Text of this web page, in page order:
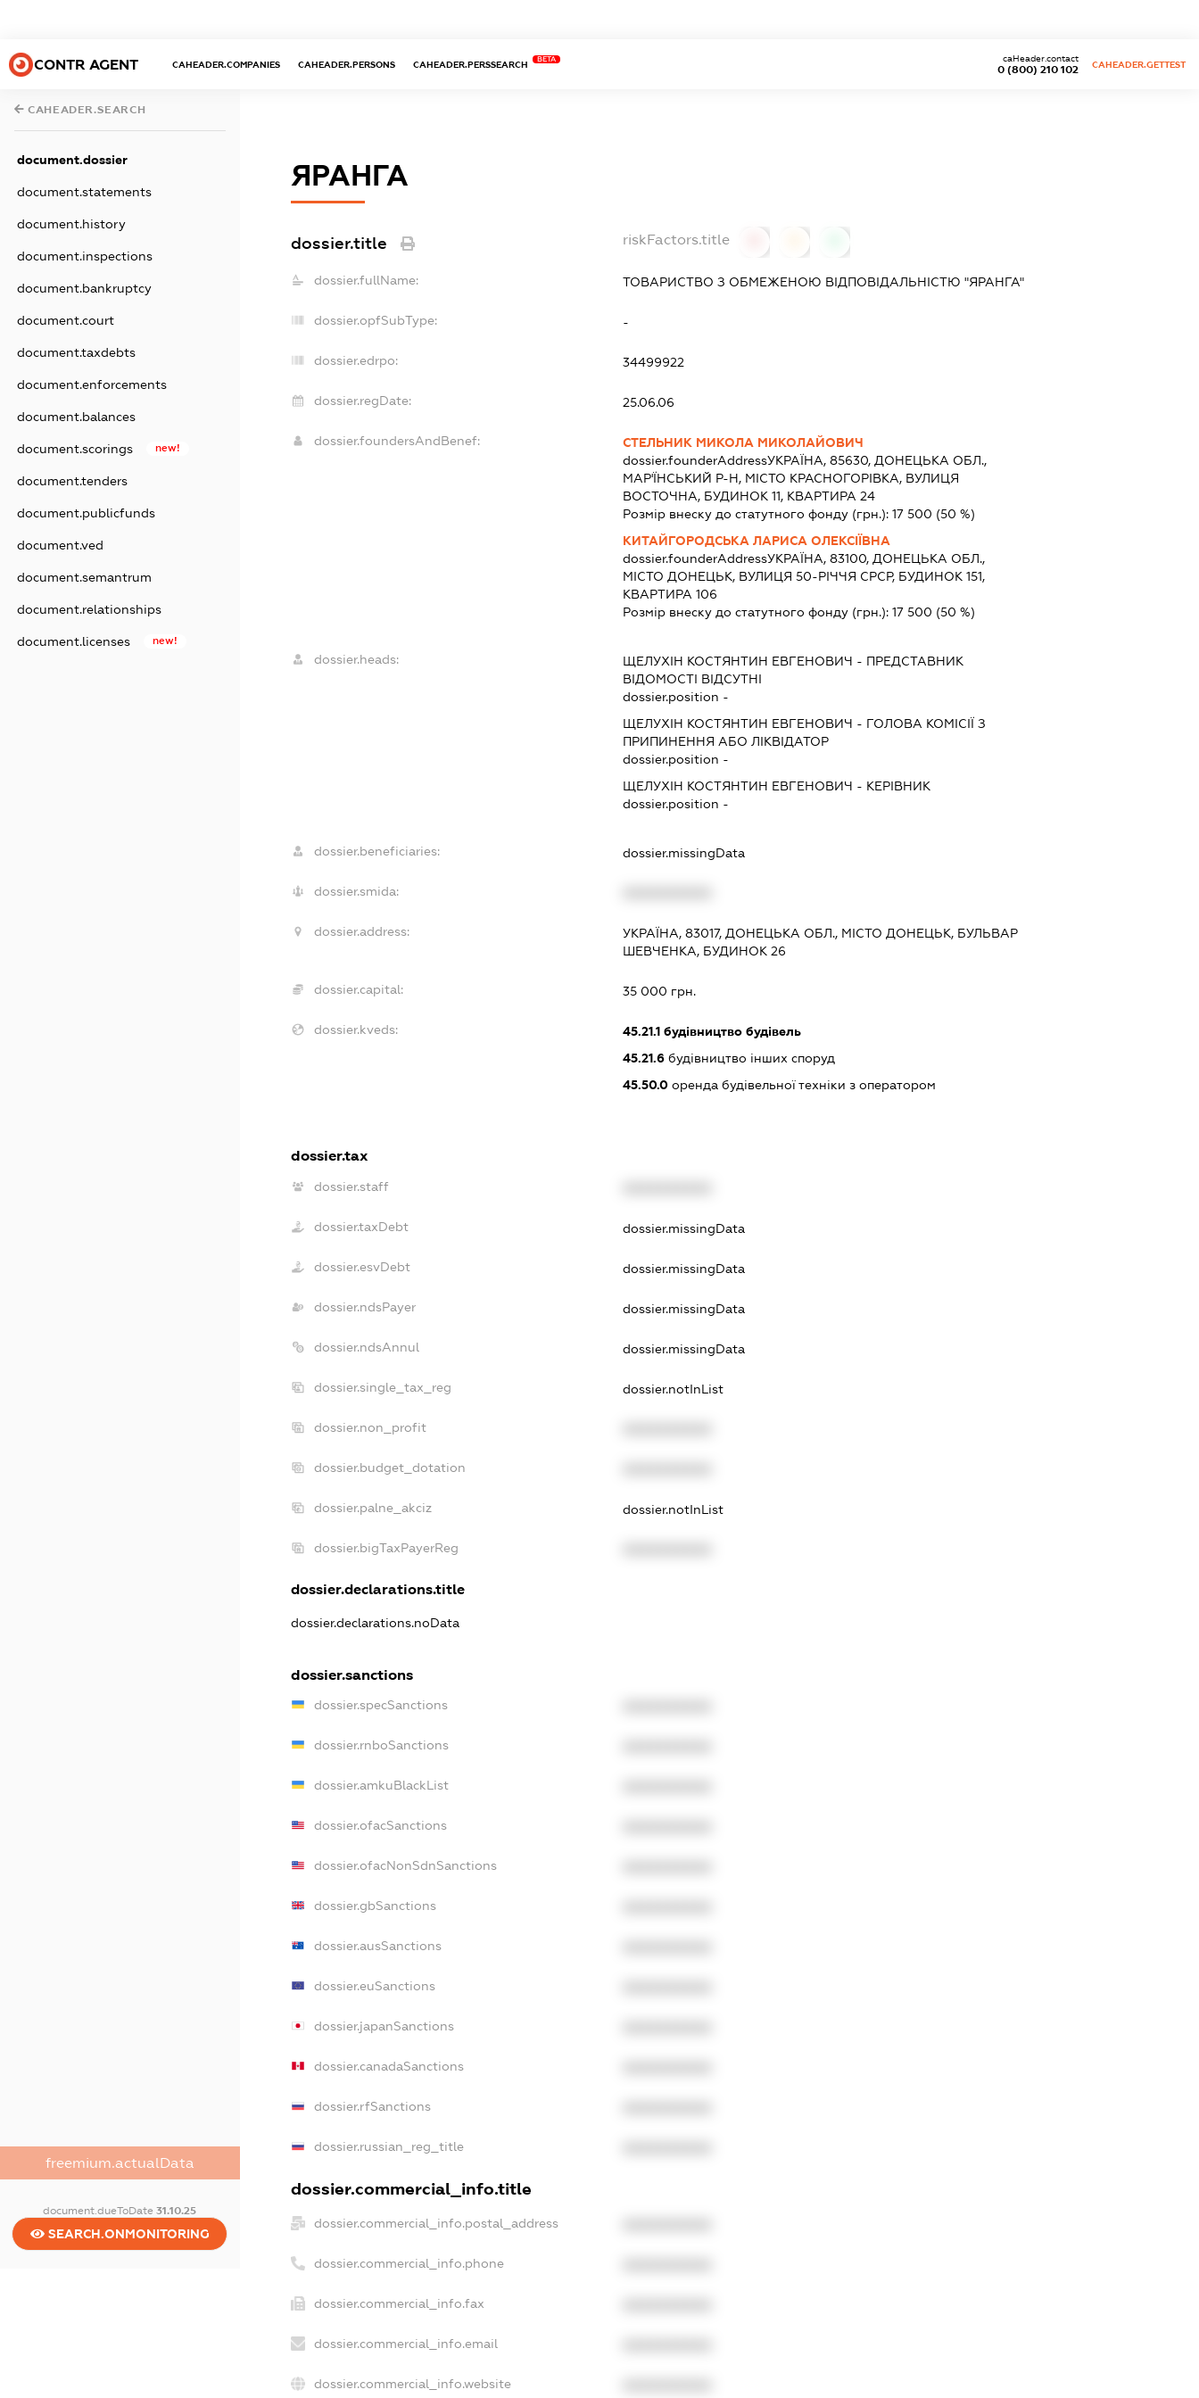
CONTR AGENT CAHEADER.COMPANIES CAHEADER.PERSONS CAHEADER.PERSSEARCH
BETA
0 (800) 210 102
caHeader.contact
CAHEADER.GETTEST
CAHEADER.SEARCH
document.dossier
document.statements
document.history
document.inspections
document.bankruptcy
document.court
document.taxdebts
document.enforcements
document.balances
document.scorings new!
document.tenders
document.publicfunds
document.ved
document.semantrum
document.relationships
document.licenses new!
freemium.actualData
document.dueToDate31.10.25
SEARCH.ONMONITORING
ЯРАНГА
dossier.title riskFactors.title
dossier.fullName: ТОВАРИСТВО З ОБМЕЖЕНОЮ ВІДПОВІДАЛЬНІСТЮ "ЯРАНГА"
dossier.opfSubType: -
dossier.edrpo: 34499922
dossier.regDate: 25.06.06
dossier.foundersAndBenef:
СТЕЛЬНИК МИКОЛА МИКОЛАЙОВИЧ
dossier.founderAddressУКРАЇНА, 85630, ДОНЕЦЬКА ОБЛ.,
МАР'ЇНСЬКИЙ Р-Н, МІСТО КРАСНОГОРІВКА, ВУЛИЦЯ
ВОСТОЧНА, БУДИНОК 11, КВАРТИРА 24
Розмір внеску до статутного фонду (грн.): 17 500 (50 %)
КИТАЙГОРОДСЬКА ЛАРИСА ОЛЕКСІЇВНА
dossier.founderAddressУКРАЇНА, 83100, ДОНЕЦЬКА ОБЛ.,
МІСТО ДОНЕЦЬК, ВУЛИЦЯ 50-РІЧЧЯ СРСР, БУДИНОК 151,
КВАРТИРА 106
Розмір внеску до статутного фонду (грн.): 17 500 (50 %)
dossier.heads: ЩЕЛУХІН КОСТЯНТИН ЕВГЕНОВИЧ - ПРЕДСТАВНИК
ВІДОМОСТІ ВІДСУТНІ
dossier.position -
ЩЕЛУХІН КОСТЯНТИН ЕВГЕНОВИЧ - ГОЛОВА КОМІСІЇ З
ПРИПИНЕННЯ АБО ЛІКВІДАТОР
dossier.position -
ЩЕЛУХІН КОСТЯНТИН ЕВГЕНОВИЧ - КЕРІВНИК
dossier.position -
dossier.beneficiaries: dossier.missingData
dossier.smida:
dossier.address:
УКРАЇНА, 83017, ДОНЕЦЬКА ОБЛ., МІСТО ДОНЕЦЬК, БУЛЬВАР
ШЕВЧЕНКА, БУДИНОК 26
dossier.capital: 35 000 грн.
dossier.kveds: 45.21.1будівництво будівель
45.21.6будівництво інших споруд
45.50.0оренда будівельної техніки з оператором
dossier.tax
dossier.staff
dossier.taxDebt dossier.missingData
dossier.esvDebt dossier.missingData
dossier.ndsPayer dossier.missingData
dossier.ndsAnnul dossier.missingData
dossier.single_tax_reg dossier.notInList
dossier.non_profit
dossier.budget_dotation
dossier.palne_akciz dossier.notInList
dossier.bigTaxPayerReg
dossier.declarations.title
dossier.declarations.noData
dossier.sanctions
dossier.specSanctions
dossier.rnboSanctions
dossier.amkuBlackList
dossier.ofacSanctions
dossier.ofacNonSdnSanctions
dossier.gbSanctions
dossier.ausSanctions
dossier.euSanctions
dossier.japanSanctions
dossier.canadaSanctions
dossier.rfSanctions
dossier.russian_reg_title
dossier.commercial_info.title
dossier.commercial_info.postal_address
dossier.commercial_info.phone
dossier.commercial_info.fax
dossier.commercial_info.email
dossier.commercial_info.website